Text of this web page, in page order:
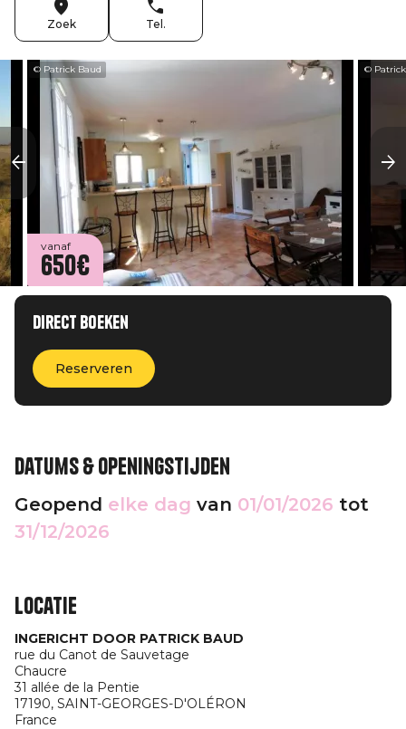
Zoek Tel.
© Patrick Baud ©
vanaf
650€
Direct boeken
Reserveren
Datums & openingstijden
Geopend elke dag van 01/01/2026 tot
31/12/2026
Locatie
INGERICHT DOOR PATRICK BAUD
rue du Canot de Sauvetage
Chaucre
31 allée de la Pentie
17190, SAINT-GEORGES-D'OLÉRON
France